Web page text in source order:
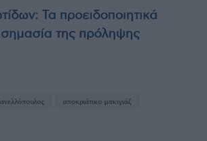
Τα προειδοποιητικά
της πρόληψης
αποκριάτικο μακιγιάζ